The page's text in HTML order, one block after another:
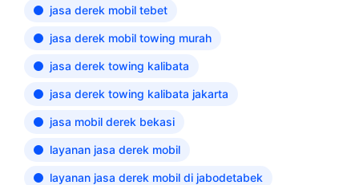
jasa derek mobil tebet
jasa derek mobil towing murah
jasa derek towing kalibata
jasa derek towing kalibata jakarta
jasa mobil derek bekasi
layanan jasa derek mobil
layanan jasa derek mobil di jabodetabek